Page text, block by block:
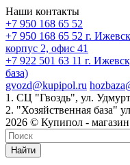
Наши контакты
+7 950 168 65 52
+7 950 168 65 52 г.
корпус 2, офис 41
+7 922 501 63 11 г.
база)
gvozd@kupipol.ru
1. СЦ "Гвоздь", ул.
2. "Хозяйственная база"
2026 © Купипол -
Найти